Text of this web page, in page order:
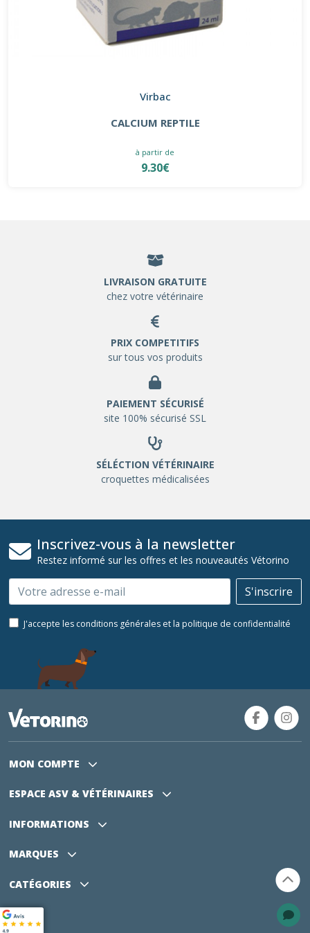
Virbac
CALCIUM REPTILE
à partir de
9.30€
LIVRAISON GRATUITE
chez votre vétérinaire
PRIX COMPETITIFS
sur tous vos produits
PAIEMENT SÉCURISÉ
site 100% sécurisé SSL
SÉLÉCTION VÉTÉRINAIRE
croquettes médicalisées
Inscrivez-vous à la newsletter
Restez informé sur les offres et les nouveautés Vétorino
Email S'inscrire
J'accepte les conditions générales et la politique de confidentialité
MON COMPTE
ESPACE ASV & VÉTÉRINAIRES
INFORMATIONS
MARQUES
CATÉGORIES